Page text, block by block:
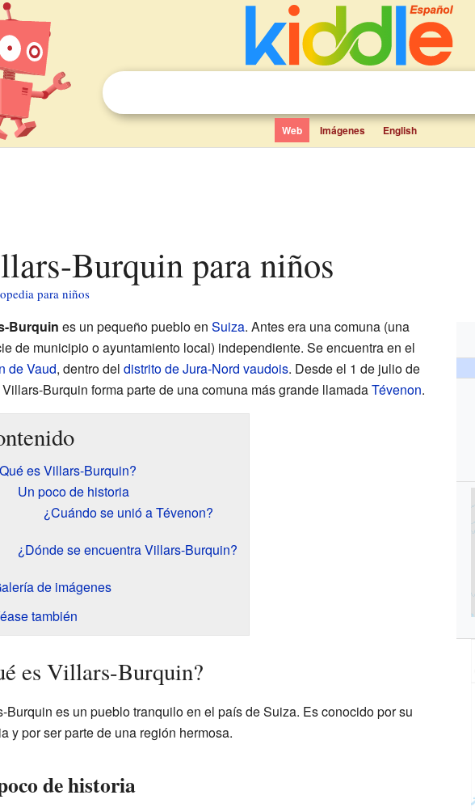
Web Imágenes English
Burquin para niños
para niños
Burquin es un pequeño pueblo en Suiza. Antes era una comuna (una
de municipio o ayuntamiento local) independiente. Se encuentra en el
de Vaud, dentro del distrito de Jura-Nord vaudois. Desde el 1 de julio de
Burquin forma parte de una comuna más grande llamadaTévenon.
es Villars-Burquin?
Un poco de historia
¿Cuándo se unió a Tévenon?
¿Dónde se encuentra Villars-Burquin?
de imágenes
también
es Villars-Burquin?
Burquin es un pueblo tranquilo en el país de Suiza. Es conocido por su
y por ser parte de una región hermosa.
de historia